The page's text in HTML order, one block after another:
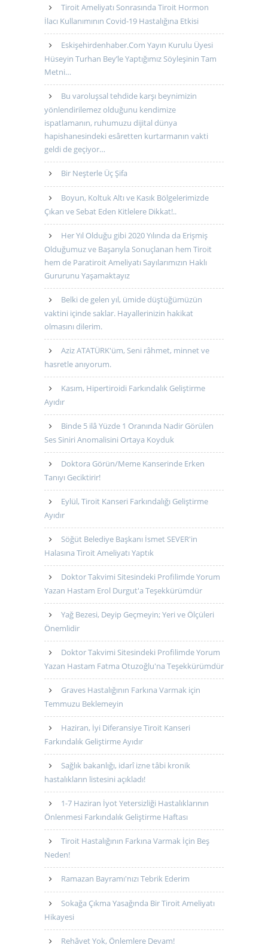
Tiroit Ameliyatı Sonrasında Tiroit Hormon
İlacı Kullanımının Covid-19 Hastalığına Etkisi
Eskişehirdenhaber.Com Yayın Kurulu Üyesi
Hüseyin Turhan Bey’le Yaptığımız Söyleşinin Tam
Metni…
Bu varoluşsal tehdide karşı beynimizin
yönlendirilemez olduğunu kendimize
ispatlamanın, ruhumuzu dijital dünya
hapishanesindeki esâretten kurtarmanın vakti
geldi de geçiyor…
Bir Neşterle Üç Şifa
Boyun, Koltuk Altı ve Kasık Bölgelerimizde
Çıkan ve Sebat Eden Kitlelere Dikkat!..
Her Yıl Olduğu gibi 2020 Yılında da Erişmiş
Olduğumuz ve Başarıyla Sonuçlanan hem Tiroit
hem de Paratiroit Ameliyatı Sayılarımızın Haklı
Gururunu Yaşamaktayız
Belki de gelen yıl, ümide düştüğümüzün
vaktini içinde saklar. Hayallerinizin hakikat
olmasını dilerim.
Aziz ATATÜRK'üm, Seni râhmet, minnet ve
hasretle anıyorum.
Kasım, Hipertiroidi Farkındalık Geliştirme
Ayıdır
Binde 5 ilâ Yüzde 1 Oranında Nadir Görülen
Ses Siniri Anomalisini Ortaya Koyduk
Doktora Görün/Meme Kanserinde Erken
Tanıyı Geciktirir!
Eylül, Tiroit Kanseri Farkındalığı Geliştirme
Ayıdır
Söğüt Belediye Başkanı İsmet SEVER'in
Halasına Tiroit Ameliyatı Yaptık
Doktor Takvimi Sitesindeki Profilimde Yorum
Yazan Hastam Erol Durgut'a Teşekkürümdür
Yağ Bezesi, Deyip Geçmeyin; Yeri ve Ölçüleri
Önemlidir
Doktor Takvimi Sitesindeki Profilimde Yorum
Yazan Hastam Fatma Otuzoğlu'na Teşekkürümdür
Graves Hastalığının Farkına Varmak için
Temmuzu Beklemeyin
Haziran, İyi Diferansiye Tiroit Kanseri
Farkındalık Geliştirme Ayıdır
Sağlık bakanlığı, idarî izne tâbi kronik
hastalıkların listesini açıkladı!
1-7 Haziran İyot Yetersizliği Hastalıklarının
Önlenmesi Farkındalık Geliştirme Haftası
Tiroit Hastalığının Farkına Varmak İçin Beş
Neden!
Ramazan Bayramı'nızı Tebrik Ederim
Sokağa Çıkma Yasağında Bir Tiroit Ameliyatı
Hikayesi
Rehâvet Yok, Önlemlere Devam!